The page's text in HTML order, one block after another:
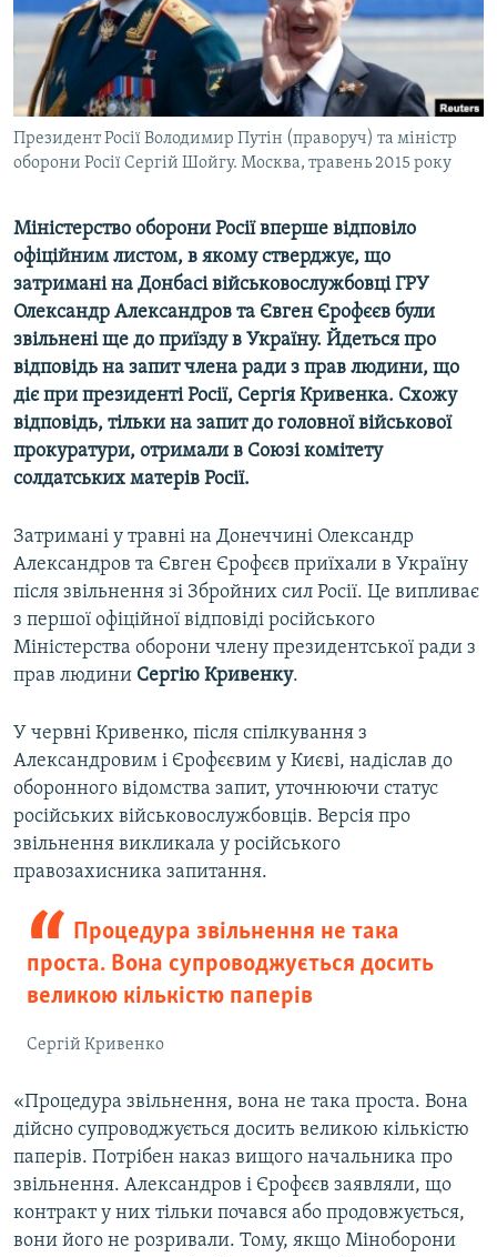
ВІДЕОУРОКИ «ELIFBE»
СВІДЧЕННЯ ОКУПАЦІЇ
УКРАЇНСЬКА ПРОБЛЕМА КРИМУ
ІНФОГРАФІКА
Русский
Qırımtatar
ДОЛУЧАЙСЯ!
Усі сайти RFE/RL
Президент Росії Володимир Путін (праворуч) та міністр
оборони Росії Сергій Шойгу. Москва, травень 2015 року
Міністерство оборони Росії вперше відповіло
офіційним листом, в якому стверджує, що
затримані на Донбасі військовослужбовці ГРУ
Олександр Александров та Євген Єрофєєв були
звільнені ще до приїзду в Україну. Йдеться про
відповідь на запит члена ради з прав людини, що
діє при президенті Росії, Сергія Кривенка. Схожу
відповідь, тільки на запит до головної військової
прокуратури, отримали в Союзі комітету
солдатських матерів Росії.
Затримані у травні на Донеччині Олександр
Александров та Євген Єрофєєв приїхали в Україну
після звільнення зі Збройних сил Росії. Це випливає
з першої офіційної відповіді російського
Міністерства оборони члену президентської ради з
прав людини Сергію Кривенку.
У червні Кривенко, після спілкування з
Александровим і Єрофєєвим у Києві, надіслав до
оборонного відомства запит, уточнюючи статус
російських військовослужбовців. Версія про
звільнення викликала у російського
правозахисника запитання.
Процедура звільнення не така
проста. Вона супроводжується досить
великою кількістю паперів
Сергій Кривенко
«Процедура звільнення, вона не така проста. Вона
дійсно супроводжується досить великою кількістю
паперів. Потрібен наказ вищого начальника про
звільнення. Александров і Єрофєєв заявляли, що
контракт у них тільки почався або продовжується,
вони його не розривали. Тому, якщо Міноборони